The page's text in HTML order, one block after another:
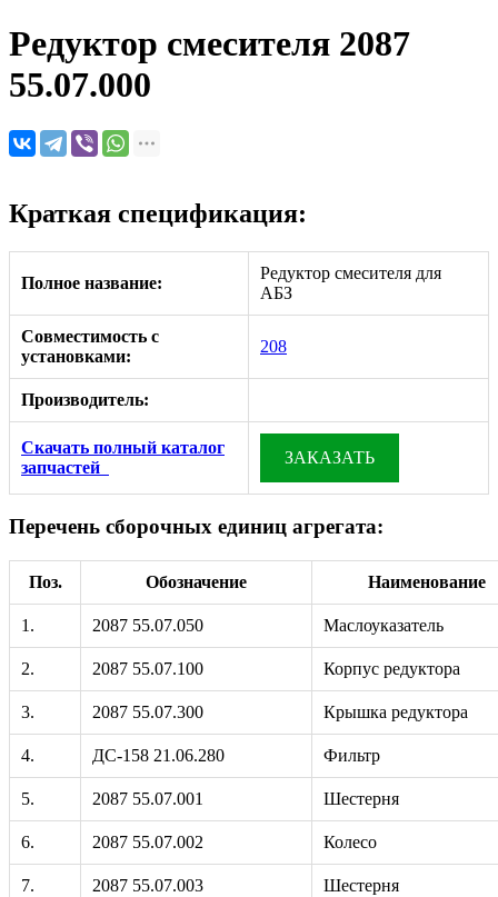
Редуктор смесителя 2087
55.07.000
Краткая спецификация:
Полное название:
Редуктор смесителя для
АБЗ
Совместимость с
установками:
208
Производитель:
Скачать полный каталог
запчастей
ЗАКАЗАТЬ
Перечень сборочных единиц агрегата:
Поз. Обозначение Наименование
1. 2087 55.07.050 Маслоуказатель
2. 2087 55.07.100 Корпус редуктора
3. 2087 55.07.300 Крышка редуктора
4. ДС-158 21.06.280 Фильтр
5. 2087 55.07.001 Шестерня
6. 2087 55.07.002 Колесо
7. 2087 55.07.003 Шестерня